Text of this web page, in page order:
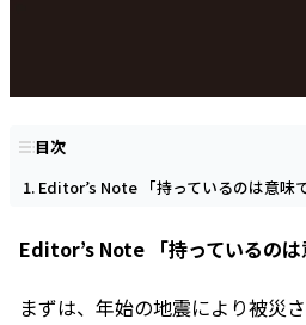
目次
Editor’s Note 「持っているのは意味
Editor’s Note 「持っているのは
まずは、年始の地震により被災